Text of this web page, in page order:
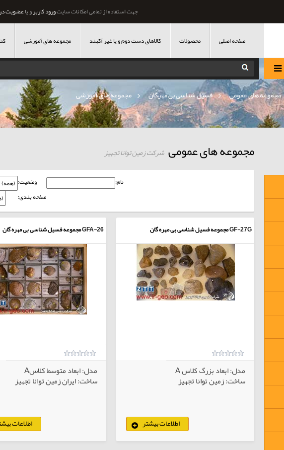
جهت استفاده از تمامی امکانات سایتورود کاربرو یاعضویت
صفحه اصلی محصولات کالاهای دست دوم و یا غیر آکبند مجموعه های آموزشی
مجموعه های عمومی » فسیل شناسی بی مهرگان » مجموعه های آموزشی
مجموعه های عمومیشرکت زمین توانا تجهیز
نام:
وضعیت:
صفحه بندی:
GF-27Gمجموعه فسیل شناسی بی مهره گان
مدل: ابعاد بزرگ کلاس A
ساخت: زمین توانا تجهیز
اطلاعات بیشتر
GFA-26مجموعه فسیل شناسی بی مهره گان
مدل: ابعاد متوسط کلاسA
ساخت: ایران زمین توانا تجهیز
اطلاعات کالاهای انتخابی